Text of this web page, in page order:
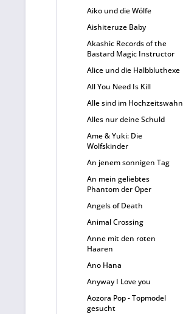
Aiko und die Wölfe
Aishiteruze Baby
Akashic Records of the
Bastard Magic Instructor
Alice und die Halbbluthexe
All You Need Is Kill
Alle sind im Hochzeitswahn
Alles nur deine Schuld
Ame & Yuki: Die
Wolfskinder
An jenem sonnigen Tag
An mein geliebtes
Phantom der Oper
Angels of Death
Animal Crossing
Anne mit den roten
Haaren
Ano Hana
Anyway I Love you
Aozora Pop - Topmodel
gesucht